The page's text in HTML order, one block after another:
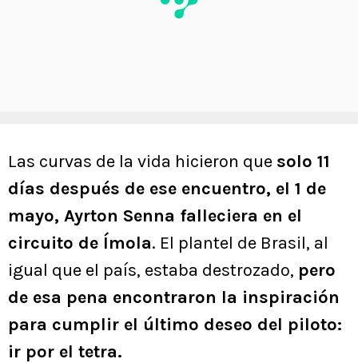
Las curvas de la vida hicieron que solo 11
días después de ese encuentro, el 1 de
mayo, Ayrton Senna falleciera en el
circuito de Ímola. El plantel de Brasil, al
igual que el país, estaba destrozado, pero
de esa pena encontraron la inspiración
para cumplir el último deseo del piloto:
ir por el tetra.